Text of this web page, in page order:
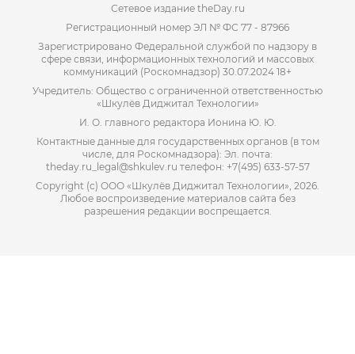
Сетевое издание theDay.ru
Регистрационный номер ЭЛ № ФС 77 - 87966
Зарегистрировано Федеральной службой по надзору в
сфере связи, информационных технологий и массовых
коммуникаций (Роскомнадзор) 30.07.2024 18+
Учредитель: Общество с ограниченной ответственностью
«Шкулёв Диджитал Технологии»
И. О. главного редактора Ионина Ю. Ю.
Контактные данные для государственных органов (в том
числе, для Роскомнадзора): Эл. почта:
theday.ru_legal@shkulev.ru телефон: +7(495) 633-57-57
Copyright (с) ООО «Шкулёв Диджитал Технологии», 2026.
Любое воспроизведение материалов сайта без
разрешения редакции воспрещается.